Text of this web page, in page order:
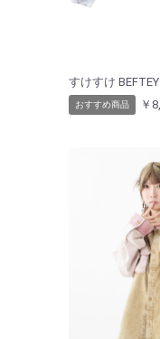
おすすめ商品 ￥